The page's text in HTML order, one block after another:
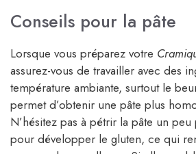
Conseils pour la pâte
Lorsque vous préparez votre
assurez-vous de travailler avec des
température ambiante, surtout le
permet d’obtenir une pâte plus
N’hésitez pas à pétrir la pâte un
pour développer le gluten, ce qui